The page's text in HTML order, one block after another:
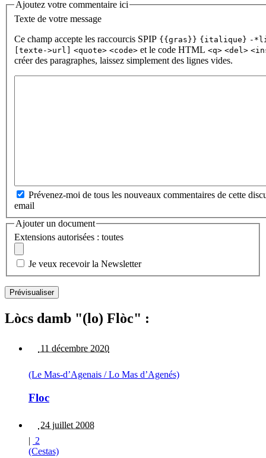
Ajoutez votre commentaire ici
Texte de votre message
Ce champ accepte les raccourcis SPIP {{gras}} {italique} -
[texte->url] <quote> <code> et le code HTML <q> <del>
créer des paragraphes, laissez simplement des lignes vides.
Prévenez-moi de tous les nouveaux commentaires de cette
email
Ajouter un document
Extensions autorisées : toutes
Je veux recevoir la Newsletter
Lòcs damb "(lo) Flòc" :
11 décembre 2020
(Le Mas-d’Agenais / Lo Mas d’Agenés)
Floc
24 juillet 2008
| 2
(Cestas)